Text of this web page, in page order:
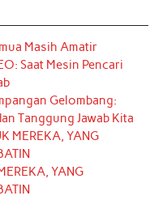
Masih Amatir
Saat Mesin Pencari
Gelombang:
Tanggung Jawab Kita
MEREKA, YANG
YANG